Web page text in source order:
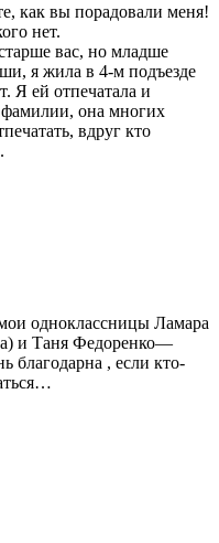
как вы порадовали меня!
нет.
вас, но младше
я жила в 4-м подъезде
Я ей отпечатала и
фамилии, она многих
вдруг кто
одноклассницы Ламара
и Таня Федоренко—
благодарна , если кто-